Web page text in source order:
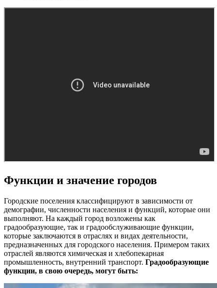
Функции и значение городов
Городские поселения классифицируют в зависимости от
демографии, численности населения и функций, которые они
выполняют. На каждый город возложены как
градообразующие, так и градообслуживающие функции,
которые заключаются в отраслях и видах деятельности,
предназначенных для городского населения. Примером таких
отраслей являются химическая и хлебопекарная
промышленность, внутренний транспорт. Градообразующие
функции, в свою очередь, могут быть: